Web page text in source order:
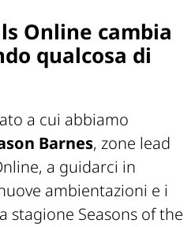
Online cambia
qualcosa di
a cui abbiamo
Barnes, zone lead
, a guidarci in
ambientazioni e i
stagione Seasons of the